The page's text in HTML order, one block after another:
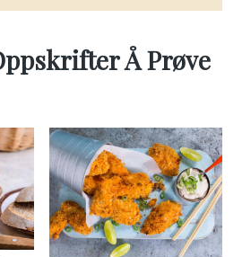
Å Prøve